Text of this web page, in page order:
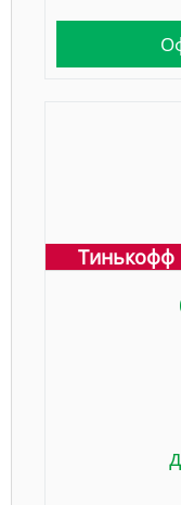
Тинькофф